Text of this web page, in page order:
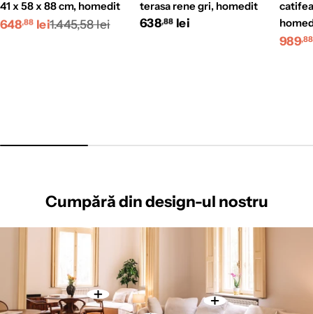
41 x 58 x 88 cm, homedit
Preț
648,88 lei
Preț 1.445,58 lei
terasa rene gri, homedit
Preț
638,88 lei
Preț
Preț
989,88
Preț
Cumpără din design-ul nostru